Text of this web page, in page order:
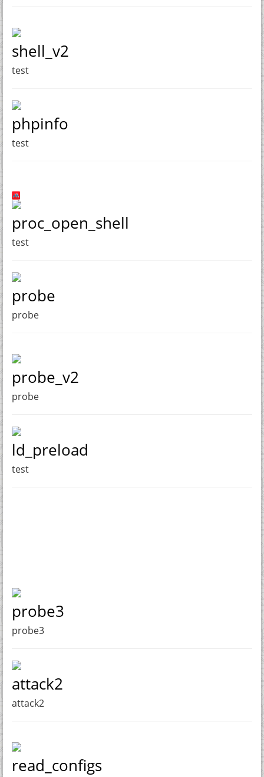
shell_v2
test
phpinfo
test
proc_open_shell
test
probe
probe
probe_v2
probe
ld_preload
test
probe3
probe3
attack2
attack2
read_configs